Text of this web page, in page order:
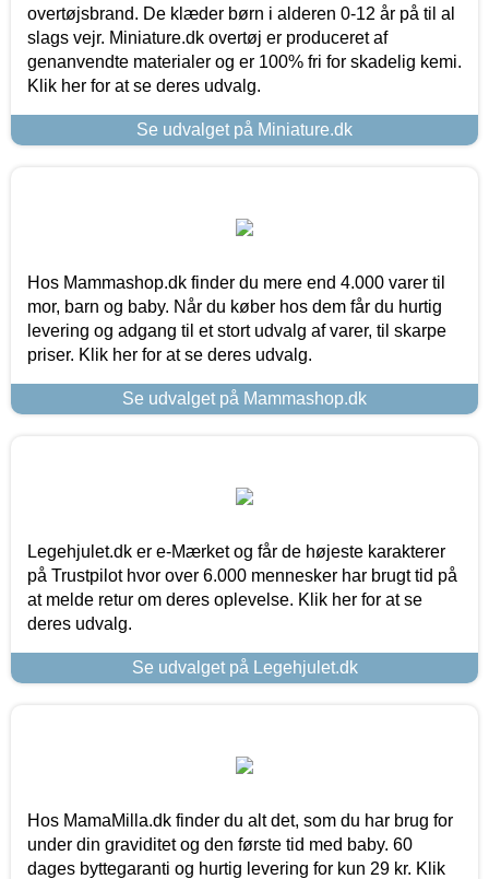
overtøjsbrand. De klæder børn i alderen 0-12 år på til al
slags vejr. Miniature.dk overtøj er produceret af
genanvendte materialer og er 100% fri for skadelig kemi.
Klik her for at se deres udvalg.
Se udvalget på Miniature.dk
Hos Mammashop.dk finder du mere end 4.000 varer til
mor, barn og baby. Når du køber hos dem får du hurtig
levering og adgang til et stort udvalg af varer, til skarpe
priser. Klik her for at se deres udvalg.
Se udvalget på Mammashop.dk
Legehjulet.dk er e-Mærket og får de højeste karakterer
på Trustpilot hvor over 6.000 mennesker har brugt tid på
at melde retur om deres oplevelse. Klik her for at se
deres udvalg.
Se udvalget på Legehjulet.dk
Hos MamaMilla.dk finder du alt det, som du har brug for
under din graviditet og den første tid med baby. 60
dages byttegaranti og hurtig levering for kun 29 kr. Klik